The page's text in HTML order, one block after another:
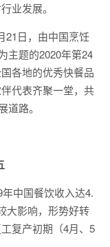
业发展。
日，由中国烹饪
主题的2020年第24
各地的优秀快餐品
代表齐聚一堂，共
道路。
中国餐饮收入达4.
大影响，形势好转
复产初期（4月、5